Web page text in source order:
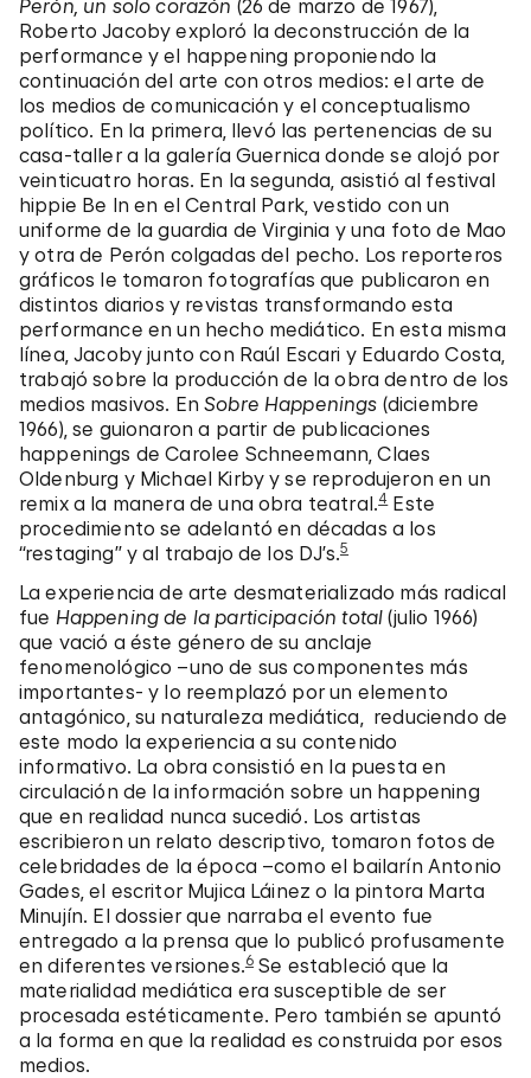
Perón, un solo corazón (26 de marzo de 1967),
Roberto Jacoby exploró la deconstrucción de la
performance y el happening proponiendo la
continuación del arte con otros medios: el arte de
los medios de comunicación y el conceptualismo
político. En la primera, llevó las pertenencias de su
casa-taller a la galería Guernica donde se alojó por
veinticuatro horas. En la segunda, asistió al festival
hippie Be In en el Central Park, vestido con un
uniforme de la guardia de Virginia y una foto de Mao
y otra de Perón colgadas del pecho. Los reporteros
gráficos le tomaron fotografías que publicaron en
distintos diarios y revistas transformando esta
performance en un hecho mediático. En esta misma
línea, Jacoby junto con Raúl Escari y Eduardo Costa,
trabajó sobre la producción de la obra dentro de los
medios masivos. EnSobre Happenings (diciembre
1966), se guionaron a partir de publicaciones
happenings de Carolee Schneemann, Claes
Oldenburg y Michael Kirby y se reprodujeron en un
remix a la manera de una obra teatral.4Este
procedimiento se adelantó en décadas a los
“restaging” y al trabajo de los DJ’s.5
La experiencia de arte desmaterializado más radical
fue Happening de la participación total (julio 1966)
que vació a éste género de su anclaje
fenomenológico –uno de sus componentes más
importantes- y lo reemplazó por un elemento
antagónico, su naturaleza mediática, reduciendo de
este modo la experiencia a su contenido
informativo. La obra consistió en la puesta en
circulación de la información sobre un happening
que en realidad nunca sucedió. Los artistas
escribieron un relato descriptivo, tomaron fotos de
celebridades de la época –como el bailarín Antonio
Gades, el escritor Mujica Láinez o la pintora Marta
Minujín. El dossier que narraba el evento fue
entregado a la prensa que lo publicó profusamente
en diferentes versiones.6 Se estableció que la
materialidad mediática era susceptible de ser
procesada estéticamente. Pero también se apuntó
a la forma en que la realidad es construida por esos
medios.